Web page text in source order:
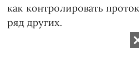
как контролировать
ряд других.
В общем,
министерство само себя